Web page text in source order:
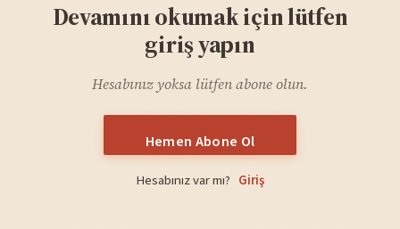
Devamını okumak için lütfen
giriş yapın
Hesabınız yoksa lütfen abone olun.
Hemen Abone Ol
Hesabınız var mı? Giriş